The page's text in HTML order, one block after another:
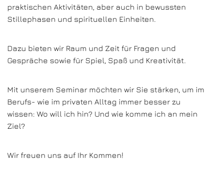
praktischen Aktivitäten, aber auch in bewussten
Stillephasen und spirituellen Einheiten.
Dazu bieten wir Raum und Zeit für Fragen und
Gespräche sowie für Spiel, Spaß und Kreativität.
Mit unserem Seminar möchten wir Sie stärken, um im
Berufs- wie im privaten Alltag immer besser zu
wissen: Wo will ich hin? Und wie komme ich an mein
Ziel?
Wir freuen uns auf Ihr Kommen!